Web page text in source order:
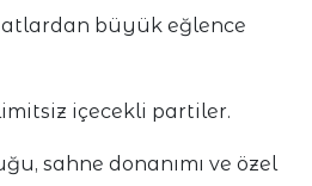
büyük eğlence
içecekli partiler.
sahne donanımı ve özel